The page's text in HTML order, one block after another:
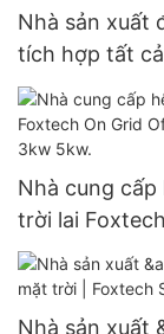
Nhà sản xuất
tích hợp tất
chạy nhất với
Nhà cung
trời lai
Battery với
Nhà sản xuất